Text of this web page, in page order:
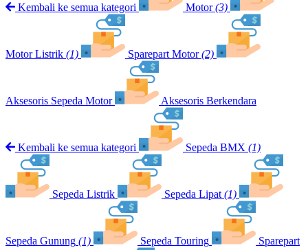
Kembali ke semua kategori Motor (3)
Motor Listrik (1) Sparepart Motor (2)
Aksesoris Sepeda Motor Aksesoris Berkendara
Kembali ke semua kategori Sepeda BMX (1)
Sepeda Listrik Sepeda Lipat (1)
Sepeda Gunung (1) Sepeda Touring Sparepart